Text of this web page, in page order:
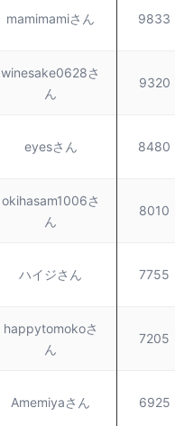
mamimamiさん 9833
winesake0628さ
ん
9320
eyesさん 8480
okihasam1006さ
ん
8010
ハイジさん 7755
happytomokoさ
ん
7205
Amemiyaさん 6925